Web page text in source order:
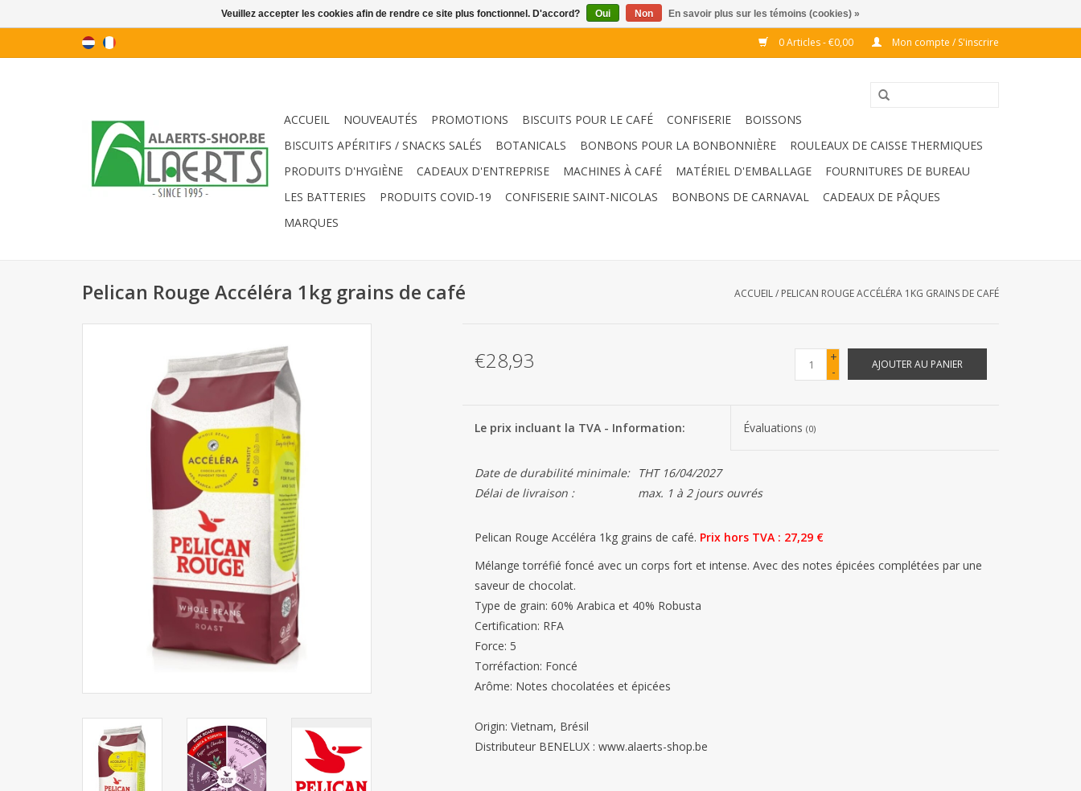
0 Articles - €0,00 Mon compte / S'inscrire
ACCUEIL NOUVEAUTÉS PROMOTIONS BISCUITS POUR LE CAFÉ CONFISERIE
BOISSONS
BISCUITS APÉRITIFS / SNACKS SALÉS
BOTANICALS BONBONS POUR LA BONBONNIÈRE
ROULEAUX DE CAISSE THERMIQUES
PRODUITS D'HYGIÈNE
CADEAUX D'ENTREPRISE MACHINES À CAFÉ MATÉRIEL D'EMBALLAGE
FOURNITURES DE BUREAU
LES BATTERIES
PRODUITS COVID-19 CONFISERIE SAINT-NICOLAS BONBONS DE CARNAVAL
CADEAUX DE PÂQUES
MARQUES
Pelican Rouge Accéléra 1kg grains de café ACCUEIL/ PELICAN ROUGE ACCÉLÉRA 1KG GRAINS DE CAFÉ
€28,93
+
-
AJOUTER AU PANIER
Le prix incluant la TVA - Information: Évaluations(0)
Date de durabilité minimale:
THT 16/04/2027
Délai de livraison :
max. 1 à 2 jours ouvrés
Pelican Rouge Accéléra 1kg grains de café. Prix ​​hors TVA : 27,29 €
Mélange torréfié foncé avec un corps fort et intense. Avec des notes épicées complétées par une
saveur de chocolat.
Type de grain: 60% Arabica et 40% Robusta
Certification: RFA
Force: 5
Torréfaction: Foncé
Arôme: Notes chocolatées et épicées
Origin: Vietnam, Brésil
Distributeur BENELUX : www.alaerts-shop.be
Veuillez accepter les cookies afin de rendre ce site plus fonctionnel. D'accord? Oui Non En savoir plus sur les témoins (cookies) »